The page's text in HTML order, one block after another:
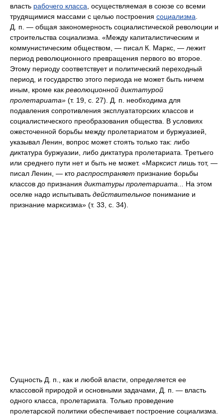
власть рабочего класса , осуществляемая в союзе со всеми
трудящимися массами с целью построения социализма
Д. п. — общая закономерность социалистической революции и
строительства социализма. «Между капиталистическим и
коммунистическим обществом, — писал К. Маркс, — лежит
период революционного превращения первого во второе.
Этому периоду соответствует и политический переходный
период, и государство этого периода не может быть ничем
иным, кроме как революционной диктатурой
пролетариата» (т. 19, с. 27). Д. п. необходима для
подавления сопротивления эксплуататорских классов и
социалистического преобразования общества. В условиях
ожесточенной борьбы между пролетариатом и буржуазией,
указывал Ленин, вопрос может стоять только так: либо
диктатура буржуазии, либо диктатура пролетариата. Третьего
или среднего пути нет и быть не может. «Марксист лишь тот, —
писал Ленин, — кто распространяет признание борьбы
классов до признания диктатуры пролетариата...
На этом
оселке надо испытывать действительное понимание и
признание марксизма» (т. 33, с. 34).
Сущность Д. п., как и любой власти, определяется ее
классовой природой и основными задачами, Д. п. — власть
одного класса, пролетариата. Только проведение
пролетарской политики обеспечивает построение социализма.